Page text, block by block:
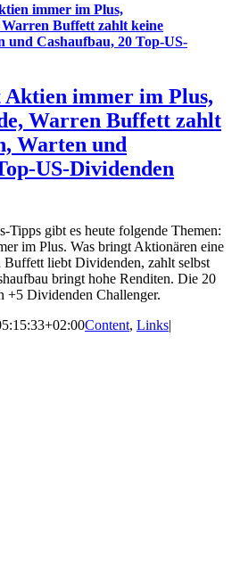
immer im Plus,
Buffett zahlt keine
und Cashaufbau, 20 Top-US-
immer im Plus,
Warren Buffett zahlt
Warten und
US-Dividenden
Tipps gibt es heute folgende Themen:
im Plus. Was bringt Aktionären eine
Buffett liebt Dividenden, zahlt selbst
bringt hohe Renditen. Die 20
Dividenden Challenger.
Content, Links|